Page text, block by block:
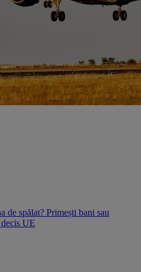
de spălat? Primești bani sau
UE